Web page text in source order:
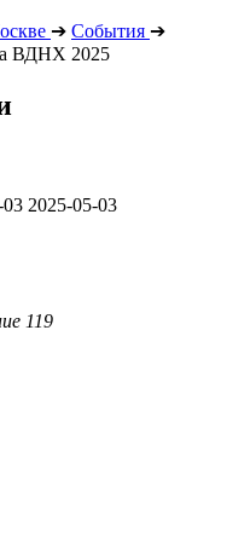
➔ События ➔
ВДНХ 2025
03 2025-05-03
119